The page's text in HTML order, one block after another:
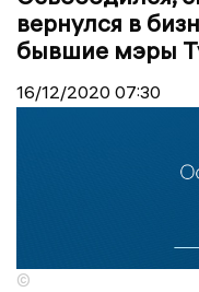
вернулся в
бывшие мэры
16/12/2020 07:30
©